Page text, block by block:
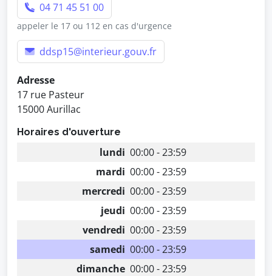
04 71 45 51 00
appeler le 17 ou 112 en cas d'urgence
ddsp15@interieur.gouv.fr
Adresse
17 rue Pasteur
15000 Aurillac
Horaires d'ouverture
lundi 00:00 - 23:59
mardi 00:00 - 23:59
mercredi 00:00 - 23:59
jeudi 00:00 - 23:59
vendredi 00:00 - 23:59
samedi 00:00 - 23:59
dimanche 00:00 - 23:59